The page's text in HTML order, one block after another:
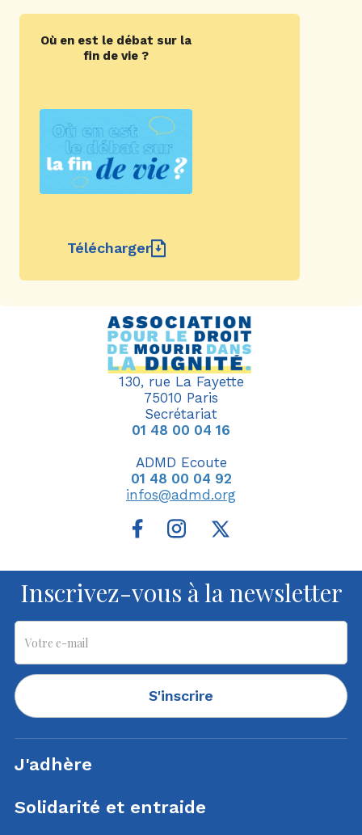
Où en est le débat sur la
fin de vie ?
Télécharger
130, rue La Fayette
75010 Paris
Secrétariat
01 48 00 04 16
ADMD Ecoute
01 48 00 04 92
infos@admd.org
Inscrivez-vous à la newsletter
S'inscrire
J'adhère
Solidarité et entraide